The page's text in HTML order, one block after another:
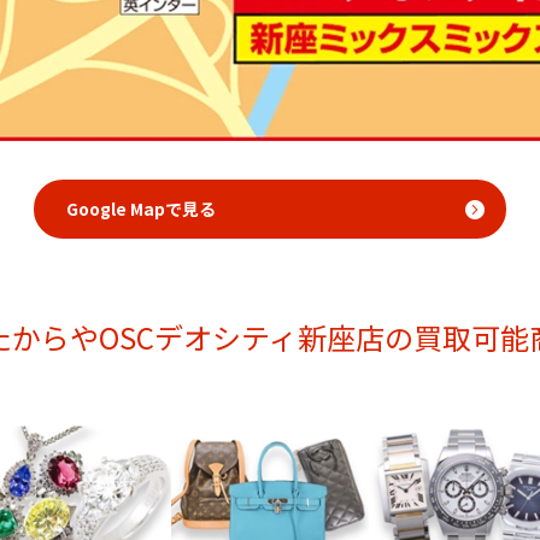
Google Mapで見る
からやOSCデオシティ新座店の買取可能